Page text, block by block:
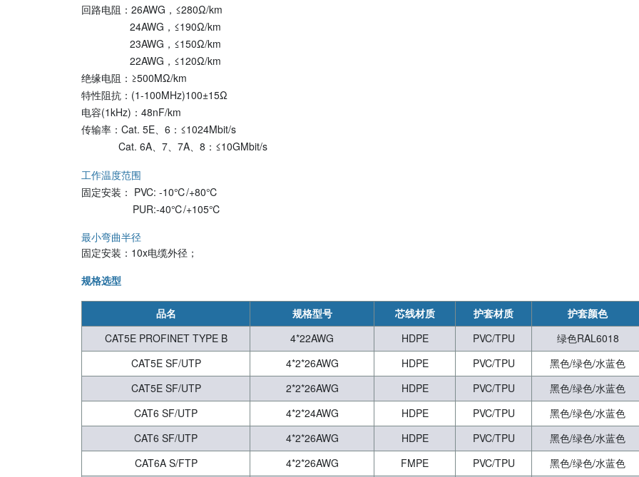
回路电阻：26AWG，≤280Ω/km
24AWG，≤190Ω/km
23AWG，≤150Ω/km
22AWG，≤120Ω/km
绝缘电阻：≥500MΩ/km
特性阻抗：(1-100MHz)100±15Ω
电容(1kHz)：48nF/km
传输率：Cat. 5E、6：≤1024Mbit/s
Cat. 6A、7、7A、8：≤10GMbit/s
工作温度范围
固定安装： PVC: -10℃/+80℃
PUR:-40℃/+105℃
最小弯曲半径
固定安装：10x电缆外径；
规格选型
品名 规格型号 芯线材质 护套材质 护套颜色
CAT5E PROFINET TYPE B
4*22AWG HDPE PVC/TPU 绿色RAL6018
CAT5E SF/UTP
4*2*26AWG HDPE PVC/TPU 黑色/绿色/水蓝色
CAT5E SF/UTP
2*2*26AWG HDPE PVC/TPU 黑色/绿色/水蓝色
CAT6 SF/UTP
4*2*24AWG HDPE PVC/TPU 黑色/绿色/水蓝色
CAT6 SF/UTP
4*2*26AWG HDPE PVC/TPU 黑色/绿色/水蓝色
CAT6A S/FTP
4*2*26AWG FMPE PVC/TPU 黑色/绿色/水蓝色